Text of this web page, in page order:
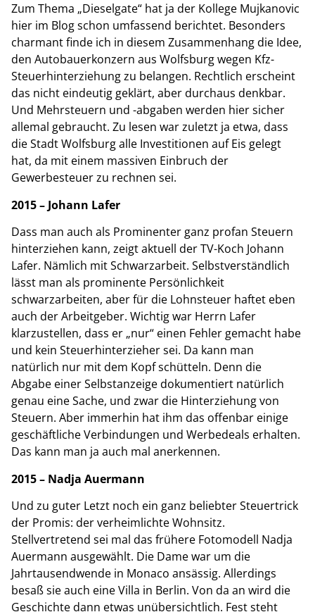
Zum Thema „Dieselgate“ hat ja der Kollege Mujkanovic
hier im Blog schon umfassend berichtet. Besonders
charmant finde ich in diesem Zusammenhang die Idee,
den Autobauerkonzern aus Wolfsburg wegen Kfz-
Steuerhinterziehung zu belangen. Rechtlich erscheint
das nicht eindeutig geklärt, aber durchaus denkbar.
Und Mehrsteuern und -abgaben werden hier sicher
allemal gebraucht. Zu lesen war zuletzt ja etwa, dass
die Stadt Wolfsburg alle Investitionen auf Eis gelegt
hat, da mit einem massiven Einbruch der
Gewerbesteuer zu rechnen sei.
2015 – Johann Lafer
Dass man auch als Prominenter ganz profan Steuern
hinterziehen kann, zeigt aktuell der TV-Koch Johann
Lafer. Nämlich mit Schwarzarbeit. Selbstverständlich
lässt man als prominente Persönlichkeit
schwarzarbeiten, aber für die Lohnsteuer haftet eben
auch der Arbeitgeber. Wichtig war Herrn Lafer
klarzustellen, dass er „nur“ einen Fehler gemacht habe
und kein Steuerhinterzieher sei. Da kann man
natürlich nur mit dem Kopf schütteln. Denn die
Abgabe einer Selbstanzeige dokumentiert natürlich
genau eine Sache, und zwar die Hinterziehung von
Steuern. Aber immerhin hat ihm das offenbar einige
geschäftliche Verbindungen und Werbedeals erhalten.
Das kann man ja auch mal anerkennen.
2015 – Nadja Auermann
Und zu guter Letzt noch ein ganz beliebter Steuertrick
der Promis: der verheimlichte Wohnsitz.
Stellvertretend sei mal das frühere Fotomodell Nadja
Auermann ausgewählt. Die Dame war um die
Jahrtausendwende in Monaco ansässig. Allerdings
besaß sie auch eine Villa in Berlin. Von da an wird die
Geschichte dann etwas unübersichtlich. Fest steht